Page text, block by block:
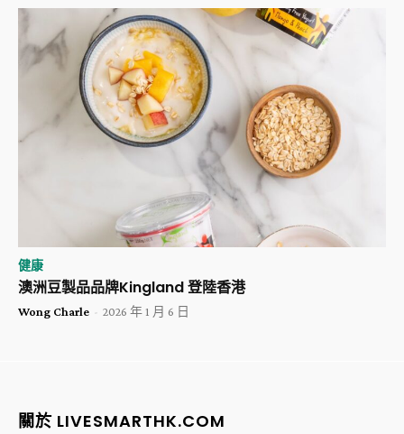
健康
澳洲豆製品品牌Kingland 登陸香港
Wong Charle - 2026 年 1 月 6 日
關於 LIVESMARTHK.COM